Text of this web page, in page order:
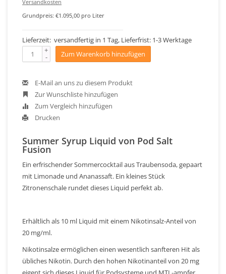
Versandkosten
Grundpreis: €1.095,00 pro Liter
Lieferzeit: versandfertig in 1 Tag, Lieferfrist: 1-3 Werktage
+
- Zum Warenkorb hinzufügen
E-Mail an uns zu diesem Produkt
Zur Wunschliste hinzufügen
Zum Vergleich hinzufügen
Drucken
Summer Syrup Liquid von Pod Salt
Fusion
Ein erfrischender Sommercocktail aus Traubensoda, gepaart
mit Limonade und Ananassaft. Ein kleines Stück
Zitronenschale rundet dieses Liquid perfekt ab.
Erhältlich als 10 ml Liquid mit einem Nikotinsalz-Anteil von
20 mg/ml.
Nikotinsalze ermöglichen einen wesentlich sanfteren Hit als
übliches Nikotin. Durch den hohen Nikotinanteil von 20 mg